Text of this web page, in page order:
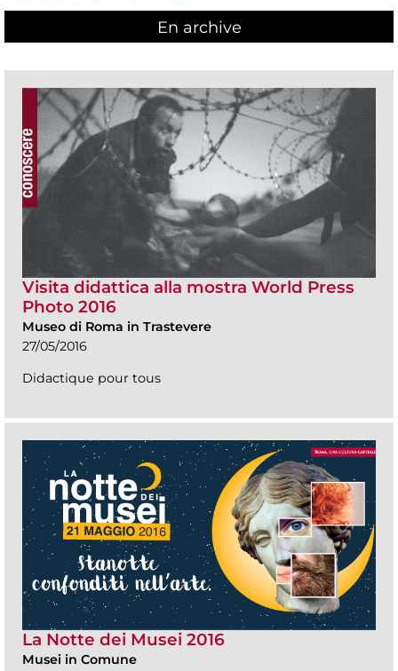
En archive
Visita didattica alla mostra World Press
Photo 2016
Museo di Roma in Trastevere
27/05/2016
Didactique pour tous
La Notte dei Musei 2016
Musei in Comune